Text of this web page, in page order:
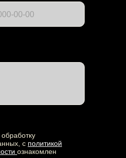
обработку
с политикой
ознакомлен